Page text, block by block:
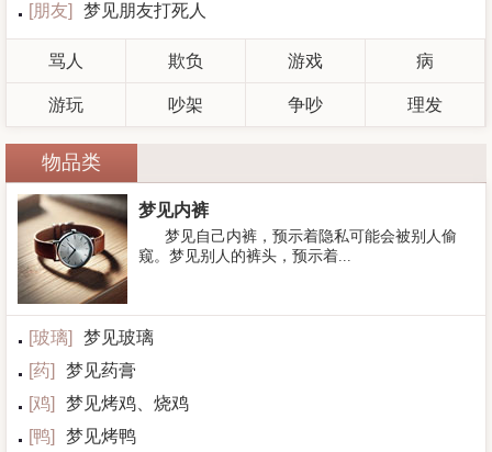
[朋友] 梦见朋友打死人
骂人 欺负 游戏 病
游玩 吵架 争吵 理发
物品类
梦见内裤
梦见自己内裤，预示着隐私可能会被别人偷
窥。梦见别人的裤头，预示着...
[玻璃]
梦见玻璃
[药]
梦见药膏
[鸡]
梦见烤鸡、烧鸡
[鸭] 梦见烤鸭